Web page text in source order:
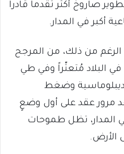
صاروخ أكثر تقدماً قادراً
أكبر في المدار.
من ذلك، من المرجح
البلاد مُتعثّراً وفي طي
وضغط
مرور عقد على أول وضعٍ
المدار، تظل طموحات
الأرض.